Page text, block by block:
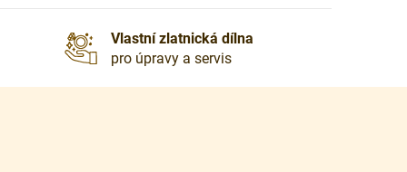
Vlastní zlatnická dílna
pro úpravy a servis